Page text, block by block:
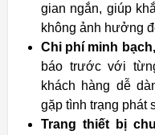
gian ngắn, giúp
không ảnh hưởng
Chi phí minh
báo trước với
khách hàng dễ
gặp tình trạng phát
Trang thiết bị